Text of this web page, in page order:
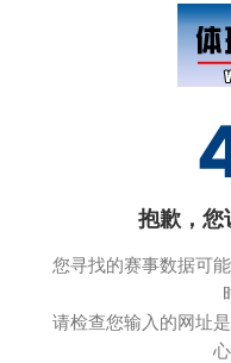
抱歉，您
您寻找的赛事数据可
请检查您输入的网址